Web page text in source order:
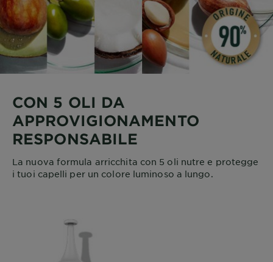
CON 5 OLI DA
APPROVIGIONAMENTO
RESPONSABILE
La nuova formula arricchita con 5 oli nutre e protegge
i tuoi capelli per un colore luminoso a lungo.